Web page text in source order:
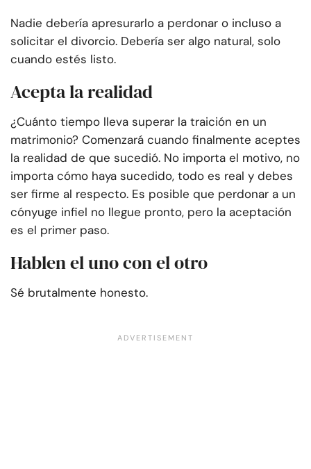
Nadie debería apresurarlo a perdonar o incluso a
solicitar el divorcio. Debería ser algo natural, solo
cuando estés listo.
Acepta la realidad
¿Cuánto tiempo lleva superar la traición en un
matrimonio? Comenzará cuando finalmente aceptes
la realidad de que sucedió. No importa el motivo, no
importa cómo haya sucedido, todo es real y debes
ser firme al respecto. Es posible que perdonar a un
cónyuge infiel no llegue pronto, pero la aceptación
es el primer paso.
Hablen el uno con el otro
Sé brutalmente honesto.